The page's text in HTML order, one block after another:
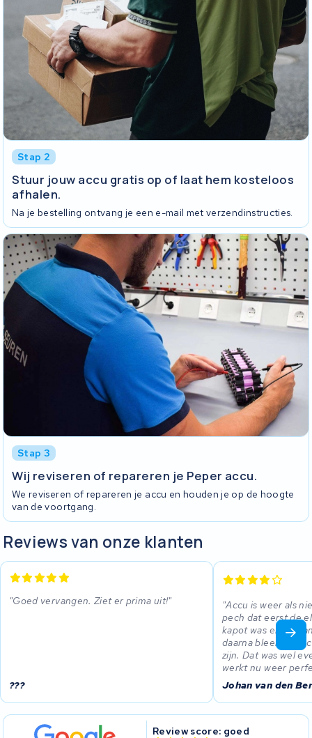
Stap 2
Stuur jouw accu gratis op of laat hem kosteloos
afhalen.
Na je bestelling ontvang je een e-mail met verzendinstructies.
Stap 3
Wij reviseren of repareren je Peper accu.
We reviseren of repareren je accu en houden je op de hoogte
van de voortgang.
Reviews van onze klanten
Goed vervangen. Ziet er prima uit!
???
Accu is weer als
pech dat eerst de
kapot was en
daarna bleek de
zijn. Dat was wel
werkt nu weer
Johan van den
Review score: goed